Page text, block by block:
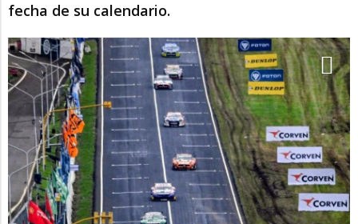
Lun Mar Mié
fecha de su calendario.